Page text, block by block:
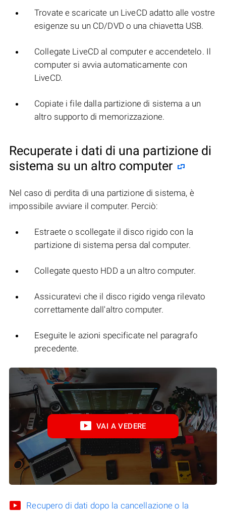
Trovate e scaricate un LiveCD adatto alle vostre
esigenze su un CD/DVD o una chiavetta USB.
Collegate LiveCD al computer e accendetelo. Il
computer si avvia automaticamente con
LiveCD.
Copiate i file dalla partizione di sistema a un
altro supporto di memorizzazione.
Recuperate i dati di una partizione di
sistema su un altro computer
Nel caso di perdita di una partizione di sistema, è
impossibile avviare il computer. Perciò:
Estraete o scollegate il disco rigido con la
partizione di sistema persa dal computer.
Collegate questo HDD a un altro computer.
Assicuratevi che il disco rigido venga rilevato
correttamente dall'altro computer.
Eseguite le azioni specificate nel paragrafo
precedente.
VAI A VEDERE
Recupero di dati dopo la cancellazione o la